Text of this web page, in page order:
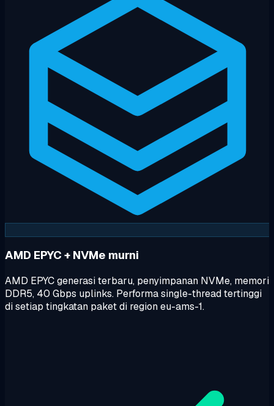
AMD EPYC + NVMe murni
AMD EPYC generasi terbaru, penyimpanan NVMe, memori
DDR5, 40 Gbps uplinks. Performa single-thread tertinggi
di setiap tingkatan paket di region eu-ams-1.